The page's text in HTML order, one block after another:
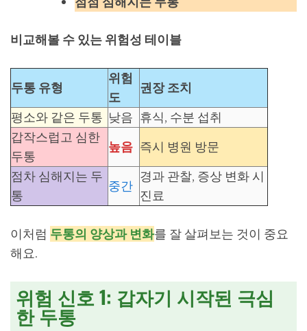
비교해볼 수 있는 위험성 테이블
두통 유형
위험
도
권장 조치
평소와 같은 두통 낮음 휴식, 수분 섭취
갑작스럽고 심한
두통
높음 즉시 병원 방문
점차 심해지는 두
통
중간
경과 관찰, 증상 변화 시
진료
이처럼 두통의 양상과 변화를 잘 살펴보는 것이 중요
해요.
위험 신호 1: 갑자기 시작된 극심
한 두통